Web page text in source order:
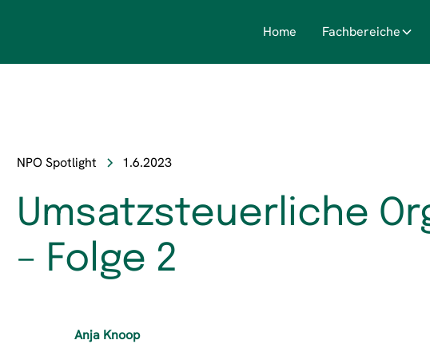
Home Fachbereiche
NPO Spotlight 1.6.2023
Umsatzsteuerliche
– Folge 2
Anja Knoop